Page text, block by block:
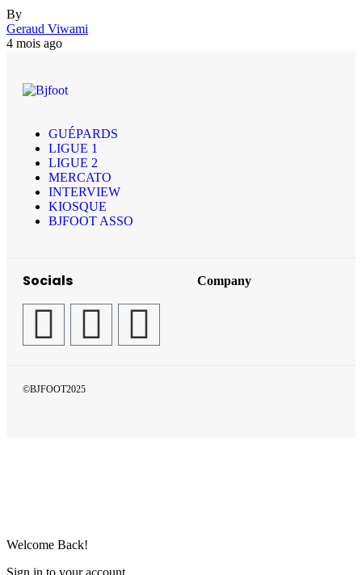
By
Geraud Viwami
4 mois ago
GUÉPARDS
LIGUE 1
LIGUE 2
MERCATO
INTERVIEW
KIOSQUE
BJFOOT ASSO
Socials Company
©BJFOOT2025
Welcome Back!